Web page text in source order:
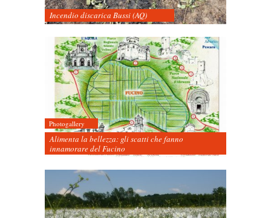
Incendio discarica Bussi (AQ)
Photogallery
Alimenta la bellezza: gli scatti che fanno
innamorare del Fucino